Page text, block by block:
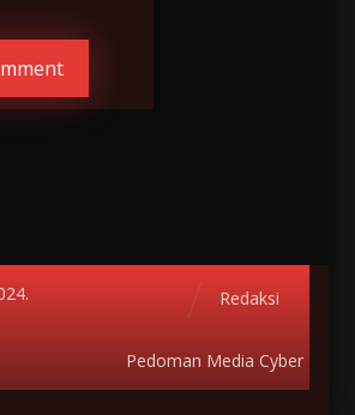
Redaksi
Pedoman Media Cyber